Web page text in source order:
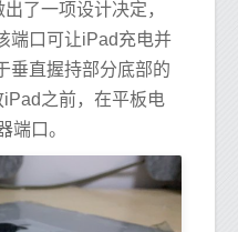
了一项设计决定，
端口可让iPad充电并
垂直握持部分底部的
之前，在平板电
端口。